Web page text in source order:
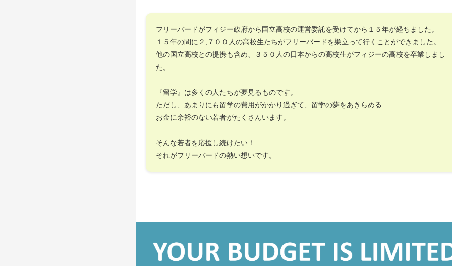
フリーバードがフィジー政府から国立高校の運営委託を受けてから１５年が経ちました。
１５年の間に２,７００人の高校生たちがフリーバードを巣立って行くことができました。
他の国立高校との提携も含め、３５０人の日本からの高校生がフィジーの高校を卒業しまし
た。
『留学』は多くの人たちが夢見るものです。
ただし、あまりにも留学の費用がかかり過ぎて、留学の夢をあきらめる
お金に余裕のない若者がたくさんいます。
そんな若者を応援し続けたい！
それがフリーバードの熱い想いです。